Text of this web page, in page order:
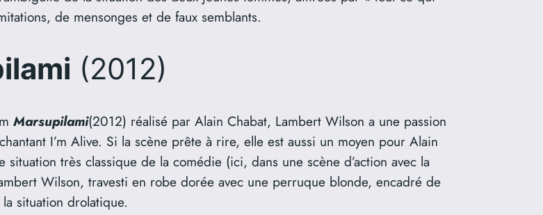
de mensonges et de faux semblants.
(2012)
Marsupilami(2012) réalisé par Alain Chabat, Lambert Wilson a une passion
I’m Alive. Si la scène prête à rire, elle est aussi un moyen pour Alain
situation très classique de la comédie (ici, dans une scène d’action avec la
Wilson, travesti en robe dorée avec une perruque blonde, encadré de
situation drolatique.